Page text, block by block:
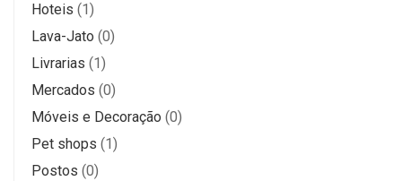
Hoteis (1)
Lava-Jato (0)
Livrarias (1)
Mercados (0)
Móveis e Decoração (0)
Pet shops (1)
Postos (0)